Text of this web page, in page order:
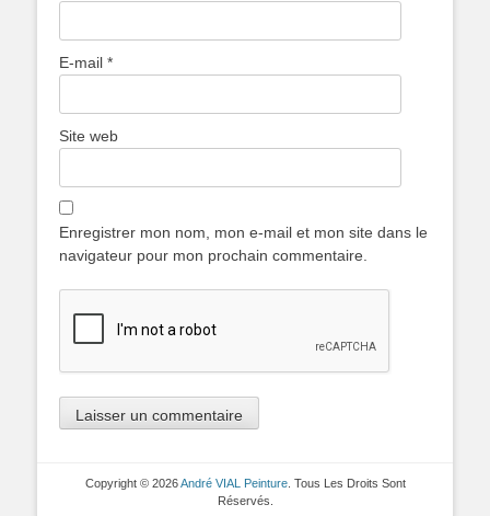
E-mail *
Site web
Enregistrer mon nom, mon e-mail et mon site dans le
navigateur pour mon prochain commentaire.
Copyright © 2026André VIAL Peinture. Tous Les Droits Sont
Réservés.